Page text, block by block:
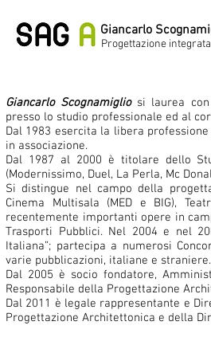
Giancarlo
Progettazione integrata
Giancarlo Scognamigliosi laurea con
presso lo studio professionale ed al
Dal 1983 esercita la libera
in associazione.
Dal 1987 al 2000 è titolare dello
(Modernissimo, Duel, La Perla, Mc
Si distingue nel campo della
Cinema Multisala (MED e BIG),
recentemente importanti opere in
Trasporti Pubblici. Nel 2004 e nel
Italiana”; partecipa a numerosi
varie pubblicazioni, italiane e straniere.
Dal 2005 è socio fondatore,
Responsabile della Progettazione
Dal 2011 è legale rappresentante e
Progettazione Architettonica e della